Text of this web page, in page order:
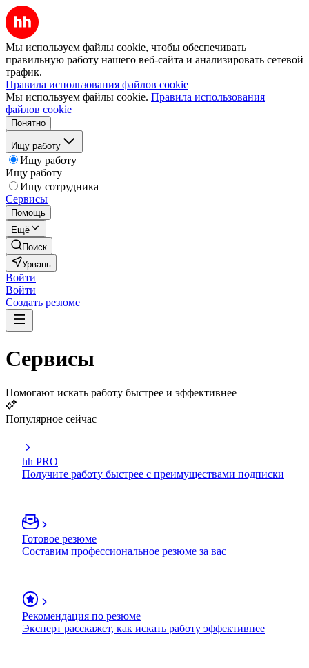
Мы используем файлы cookie, чтобы обеспечивать
правильную работу нашего веб-сайта и анализировать сетевой
трафик.
Правила использования файлов cookie
Мы используем файлы cookie. Правила использования
файлов cookie
Понятно
Ищу работу
Ищу работу
Ищу работу
Ищу сотрудника
Сервисы
Помощь
Ещё
Поиск
Урвань
Войти
Войти
Создать резюме
Сервисы
Помогают искать работу быстрее и эффективнее
Популярное сейчас
hh PRO
Получите работу быстрее с преимуществами подписки
Готовое резюме
Составим профессиональное резюме за вас
Рекомендация по резюме
Эксперт расскажет, как искать работу эффективнее